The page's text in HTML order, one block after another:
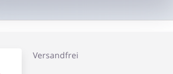
Versandfrei